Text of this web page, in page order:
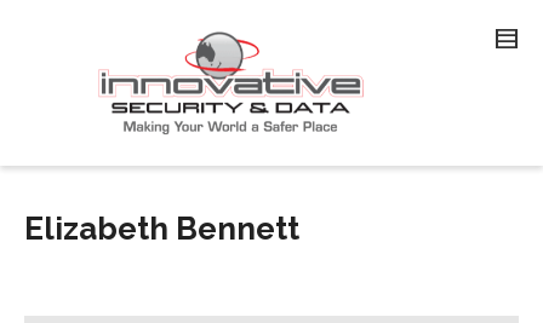
Elizabeth Bennett